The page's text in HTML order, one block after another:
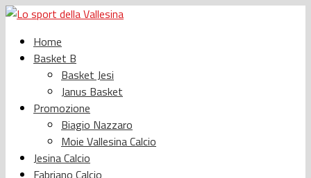
Home
Basket B
Basket Jesi
Janus Basket
Promozione
Biagio Nazzaro
Moie Vallesina Calcio
Jesina Calcio
Fabriano Calcio